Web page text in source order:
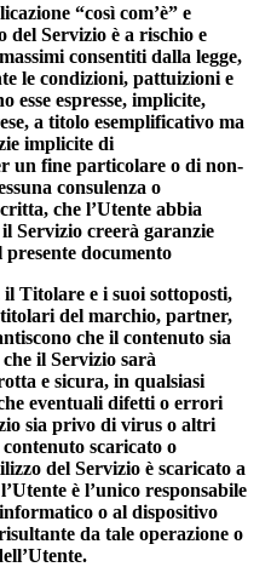
“così com’è” e
del Servizio è a rischio e
consentiti dalla legge,
le condizioni, pattuizioni e
esse espresse, implicite,
a titolo esemplificativo ma
implicite di
un fine particolare o di non-
consulenza o
che l’Utente abbia
Servizio creerà garanzie
presente documento
Titolare e i suoi sottoposti,
del marchio, partner,
che il contenuto sia
il Servizio sarà
e sicura, in qualsiasi
eventuali difetti o errori
sia privo di virus o altri
scaricato o
del Servizio è scaricato a
è l’unico responsabile
o al dispositivo
da tale operazione o